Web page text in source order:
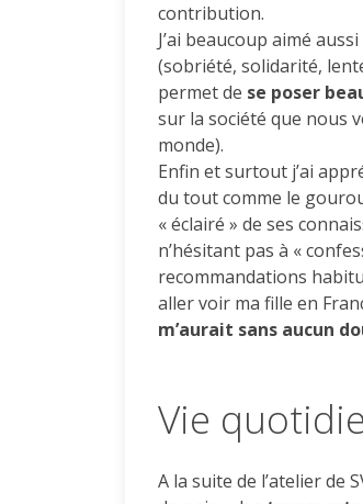
contribution.
J’ai beaucoup aimé aussi
(sobriété, solidarité,
permet de se poser
sur la société que nous
monde).
Enfin et surtout j’ai
du tout comme le
« éclairé » de ses
n’hésitant pas à «
recommandations
aller voir ma fille en
m’aurait sans aucun
Vie
A la suite de l’atelier de